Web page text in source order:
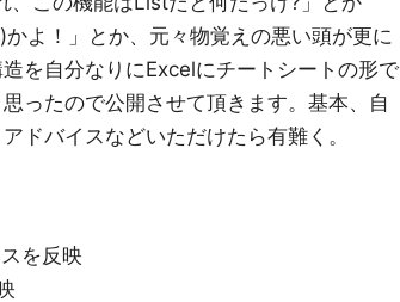
よ！」とか、元々物覚えの悪い頭が更に
を自分なりにExcelにチートシートの形で
ったので公開させて頂きます。基本、自
ドバイスなどいただけたら有難く。
を反映